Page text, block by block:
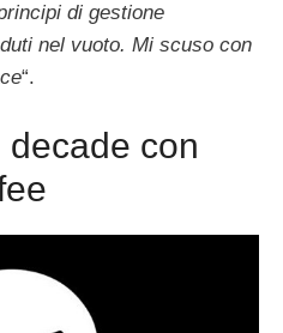
di gestione
nel vuoto. Mi scuso con
“.
con